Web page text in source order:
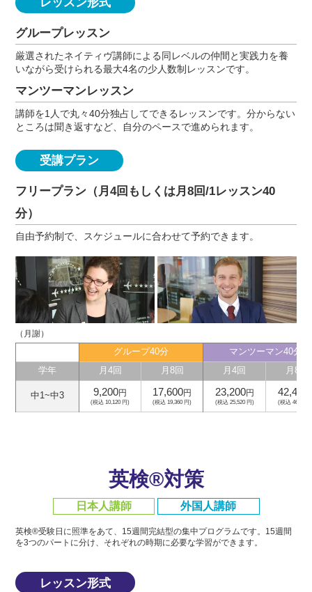
グループレッスン
厳選されたネイティヴ講師による同レベルの仲間と実践力を養
いながら受けられる最大4名の少人数制レッスンです。
マンツーマンレッスン
講師を1人で丸々40分独占してできるレッスンです。分からない
ところは聞き返すなど、自分のペースで進められます。
受講プラン
フリープラン（月4回もしくは月8回/1レッスン40
分）
自由予約制で、スケジュールに合わせて予約できます。
（月謝）
グループ40分
マンツーマン40分
学年
月4回 月8回 月4回 月8回
中1~中3 9,200円
(税込 10,120 円)
17,600円
(税込 19,360 円)
23,200円
(税込 25,520 円)
42,400
(税込 46,640
英検®対策
日本人講師 外国人講師
英検®受験日に照準をあて、15週間完結型の集中プログラムです。 15週間
を3つのパートに分け、それぞれの時期に必要な学習ができます。
レッスン形式